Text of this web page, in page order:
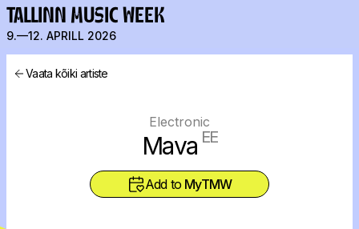
TALLINN MUSIC WEEK
9.—12. APRILL 2026
Vaata kõiki artiste
Electronic
Mava EE
Add to MyTMW